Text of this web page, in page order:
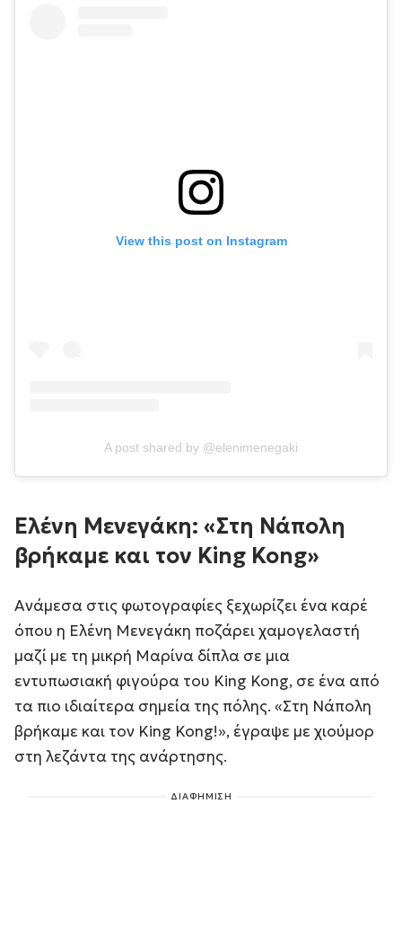
View this post on Instagram
A post shared by @elenimenegaki
Ελένη Μενεγάκη: «Στη Νάπολη
βρήκαμε και τον King Kong»
Ανάμεσα στις φωτογραφίες ξεχωρίζει ένα καρέ
όπου η Ελένη Μενεγάκη ποζάρει χαμογελαστή
μαζί με τη μικρή Μαρίνα δίπλα σε μια
εντυπωσιακή φιγούρα του King Kong, σε ένα από
τα πιο ιδιαίτερα σημεία της πόλης. «Στη Νάπολη
βρήκαμε και τον King Kong!», έγραψε με χιούμορ
στη λεζάντα της ανάρτησης.
ΔΙΑΦΗΜΙΣΗ